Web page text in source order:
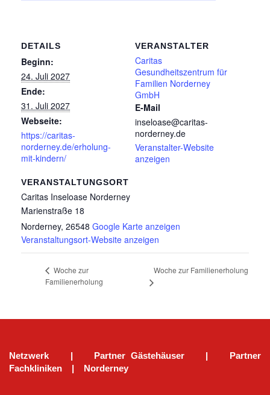
DETAILS
Beginn:
24. Juli 2027
Ende:
31. Juli 2027
Webseite:
https://caritas-
norderney.de/erholung-
mit-kindern/
VERANSTALTUNGSORT
Caritas Inseloase Norderney
Marienstraße 18
Norderney, 26548 Google Karte anzeigen
Veranstaltungsort-Website anzeigen
VERANSTALTER
Caritas
Gesundheitszentrum für
Familien Norderney
GmbH
E-Mail
inseloase@caritas-
norderney.de
Veranstalter-Website
anzeigen
Woche zur
Familienerholung
Woche zur Familienerholung
Netzwerk | Partner Gästehäuser| Partner
Fachkliniken | Norderney